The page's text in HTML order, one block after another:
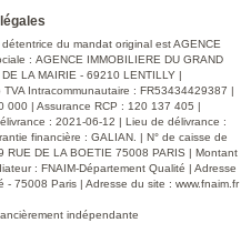
Lentilly, au centre du village.
Consultez notre site
Honoraires charge
Immobilier.
du mandat original est AGENCE
: AGENCE IMMOBILIERE DU GRAND
LA MAIRIE - 69210 LENTILLY |
Intracommunautaire : FR53434429387 |
000 | Assurance RCP : 120 137 405 |
: 2021-06-12 | Lieu de délivrance :
financière : GALIAN. | N° de caisse de
DE LA BOETIE 75008 PARIS | Montant
: FNAIM-Département Qualité | Adresse
- 75008 Paris | Adresse du site : www.fnaim.fr
indépendante